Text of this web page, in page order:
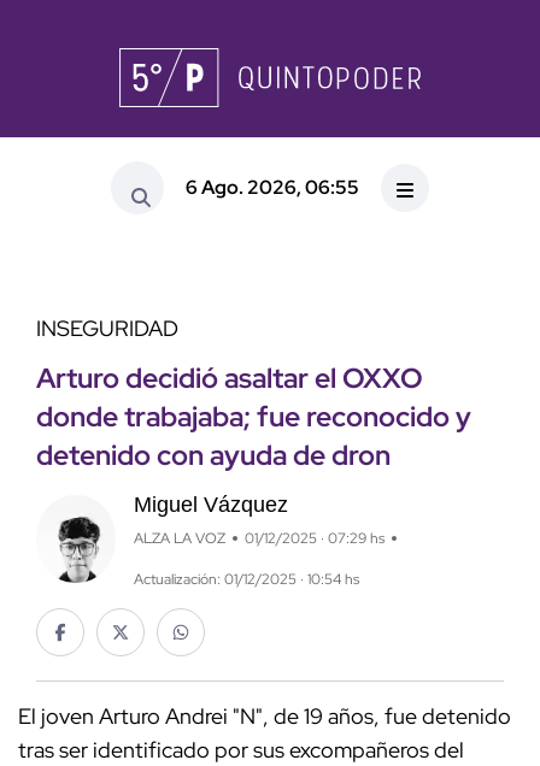
6 Ago. 2026, 06:55
INSEGURIDAD
Arturo decidió asaltar el OXXO
donde trabajaba; fue reconocido y
detenido con ayuda de dron
Miguel Vázquez
ALZA LA VOZ 01/12/2025 · 07:29 hs
Actualización: 01/12/2025 · 10:54 hs
El joven Arturo Andrei "N", de 19 años, fue detenido
tras ser identificado por sus excompañeros del